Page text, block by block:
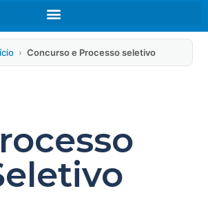
› Concurso e Processo seletivo